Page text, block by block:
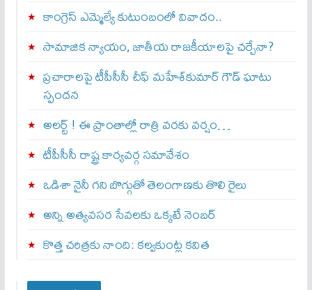
కాంగ్రెస్ ఎమ్మెల్యే కుటుంబంలో వివాదం..
సామాజిక న్యాయం, జాతీయ రాజకీయాలపై చర్చేనా?
ప్రచారాలపై టీపీసీసీ చీఫ్ మహేశ్‌కుమార్ గౌడ్ ఘాటు
స్పందన
అల‌ర్ట్ ! ఈ ప్రాంతాల్లో రాత్రి వరకు వర్షం…
టీపీసీసీ రాష్ట్ర కార్యవర్గ సమావేశం
ఒడిశా నైనీ గని బొగ్గుతో తెలంగాణకు తొలి రైలు
అన్ని అత్యవసర సేవలకు ఒక్క‌టే నెంబ‌ర్‌
కొత్త చరిత్రకు నాంది: క‌ల్వ‌కుంట్ల కవిత